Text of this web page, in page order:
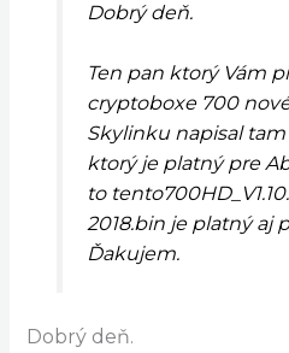
Dobrý deň.
Ten pan ktorý Vám
cryptoboxe 700
Skylinku napisal
ktorý je platný pre
to
2018.bin je platný aj
Ďakujem.
Dobrý deň.